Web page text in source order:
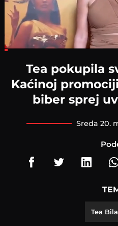
Tea pokupila
Kaćinoj
biber sprej
sreda 20.
Tea